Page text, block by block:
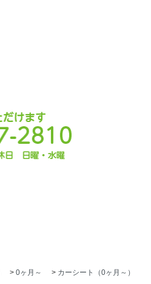
> 0ヶ月～ > カーシート（0ヶ月～）